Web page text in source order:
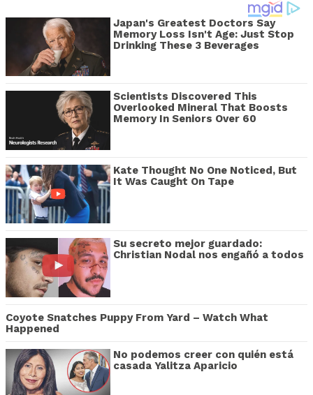
Japan's Greatest Doctors Say
Memory Loss Isn't Age: Just Stop
Drinking These 3 Beverages
Scientists Discovered This
Overlooked Mineral That Boosts
Memory In Seniors Over 60
Kate Thought No One Noticed, But
It Was Caught On Tape
Su secreto mejor guardado:
Christian Nodal nos engañó a todos
Coyote Snatches Puppy From Yard – Watch What
Happened
No podemos creer con quién está
casada Yalitza Aparicio